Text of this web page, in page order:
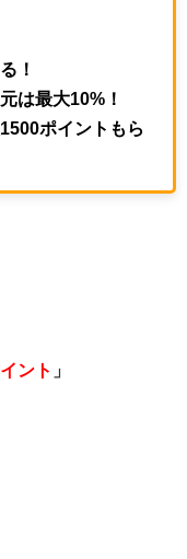
！
は最大10%！
ポイントもら
ント 」